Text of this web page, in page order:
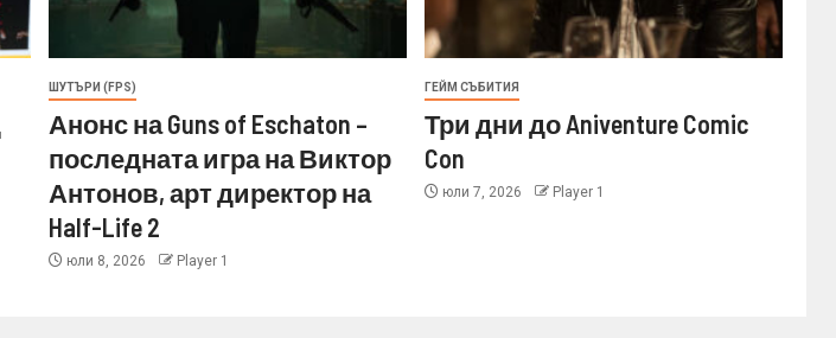
ШУТЪРИ (FPS)
Анонс на Guns of Eschaton –
последната игра на Виктор
Антонов, арт директор на
Half-Life 2
юли 8, 2026 Player 1
ГЕЙМ СЪБИТИЯ
Три дни до Aniventure Comic
Con
юли 7, 2026 Player 1